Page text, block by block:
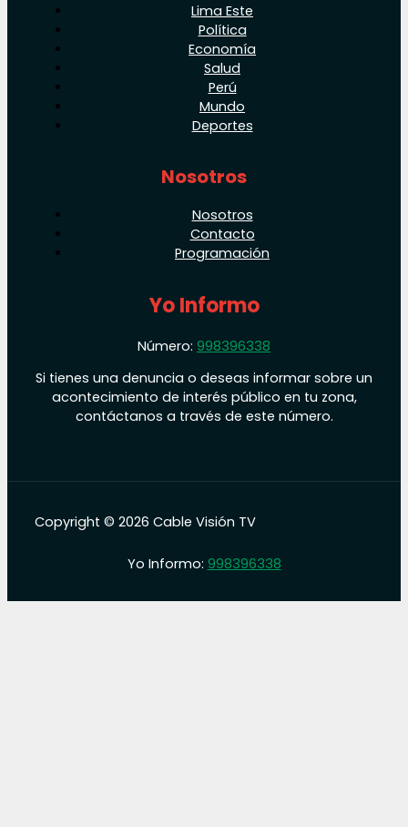
Lima Este
Política
Economía
Salud
Perú
Mundo
Deportes
Nosotros
Nosotros
Contacto
Programación
Yo Informo
Número: 998396338
Si tienes una denuncia o deseas informar sobre un
acontecimiento de interés público en tu zona,
contáctanos a través de este número.
Copyright © 2026 Cable Visión TV
Yo Informo: 998396338